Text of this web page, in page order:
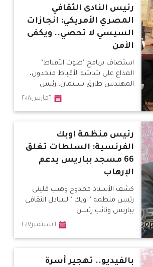
رئيس النادى الثقافي
المصري الأمريكي: انجازات
السيسي لا تحصي.. ويكفى
الأمن
استضاف برنامج "صوت الأقباط"
المذاع على شاشة الأقباط متحدون،
المهندس طارق سليمان، رئيس
٦مارس٢٠١٨
رئيس منظمة اوبك
الفرنسية: السلطات تغلق
66 مسجد بباريس يدعم
الإرهاب
كشف الأستاذ ممدوح وهيب قلينى
رئيس منظمة " اوبك " للتبادل الثقافى
بباريس ونائب رئيس
٦سبتمبر٢٠١٧
بالفيديو.. تهجير أسرة